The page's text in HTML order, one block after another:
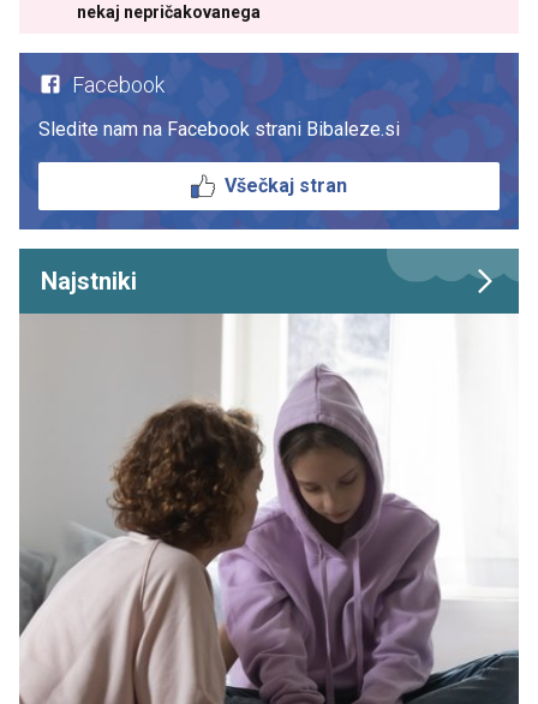
nekaj nepričakovanega
Facebook
Sledite nam na Facebook strani Bibaleze.si
Všečkaj stran
Najstniki